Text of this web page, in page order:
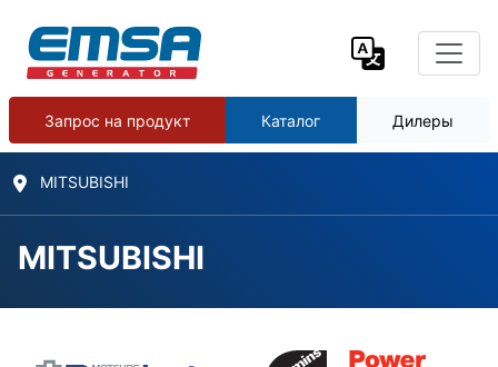
Запрос на продукт Каталог Дилеры
MITSUBISHI
MITSUBISHI